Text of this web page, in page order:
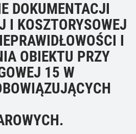
DOKUMENTACJI
I KOSZTORYSOWEJ
I
OBIEKTU PRZY
15 W